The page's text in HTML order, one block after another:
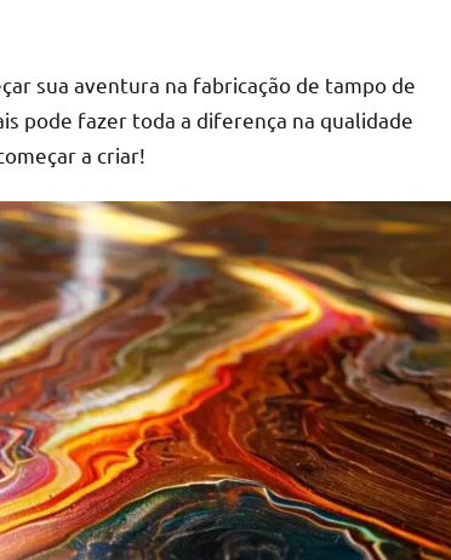
sua aventura na fabricação de tampo de
pode fazer toda a diferença na qualidade
a criar!